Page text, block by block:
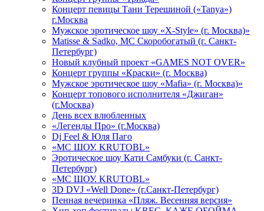
Концерт певицы Тани Терешиной («Tanya»)
г.Москва
Мужское эротическое шоу «X-Style» (г. Москва)»
Matissе & Sadko, MC Скоробогатый (г. Санкт-
Петербург)
Новый клубный проект «GAMES NOT OVER»
Концерт группы «Краски» (г. Москва)
Мужское эротическое шоу «Mafia» (г. Москва)»
Концерт топового исполнителя «Джиган»
(г.Москва)
День всех влюбленных
«Легенды Про» (г.Москва)
Dj Feel & Юля Паго
«МС ШОУ. KRUTOBL»
Эротическое шоу Кати Самбуки (г. Санкт-
Петербург)
«МС ШОУ. KRUTOBL»
3D DVJ «Well Done» (г.Санкт-Петербург)
Пенная вечеринка «Пляж. Весенняя версия»